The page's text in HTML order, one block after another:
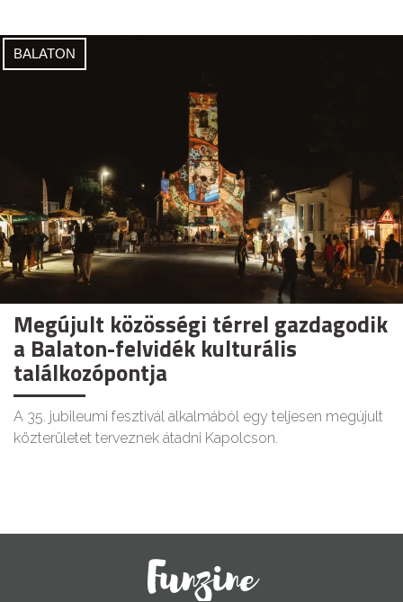
BALATON
Megújult közösségi térrel gazdagodik
a Balaton-felvidék kulturális
találkozópontja
A 35. jubileumi fesztivál alkalmából egy teljesen megújult
közterületet terveznek átadni Kapolcson.